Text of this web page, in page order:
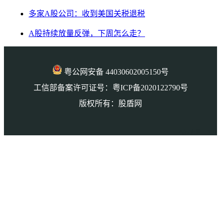
多家A股公司：收到美国关税退税
A股持续放量反弹，下周怎么走？
粤公网安备 44030602005150号
工信部备案许可证号：粤ICP备2020122790号
版权所有：股盾网